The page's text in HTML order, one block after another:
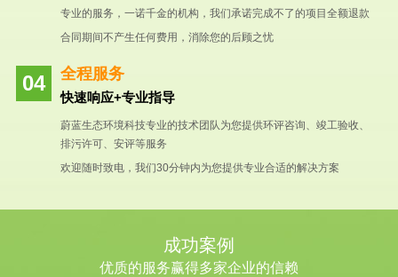
专业的服务，一诺千金的机构，我们承诺完成不了的项目全额退款
合同期间不产生任何费用，消除您的后顾之忧
全程服务
快速响应+专业指导
蔚蓝生态环境科技专业的技术团队为您提供环评咨询、竣工验收、
排污许可、安评等服务
欢迎随时致电，我们30分钟内为您提供专业合适的解决方案
成功案例
优质的服务赢得多家企业的信赖